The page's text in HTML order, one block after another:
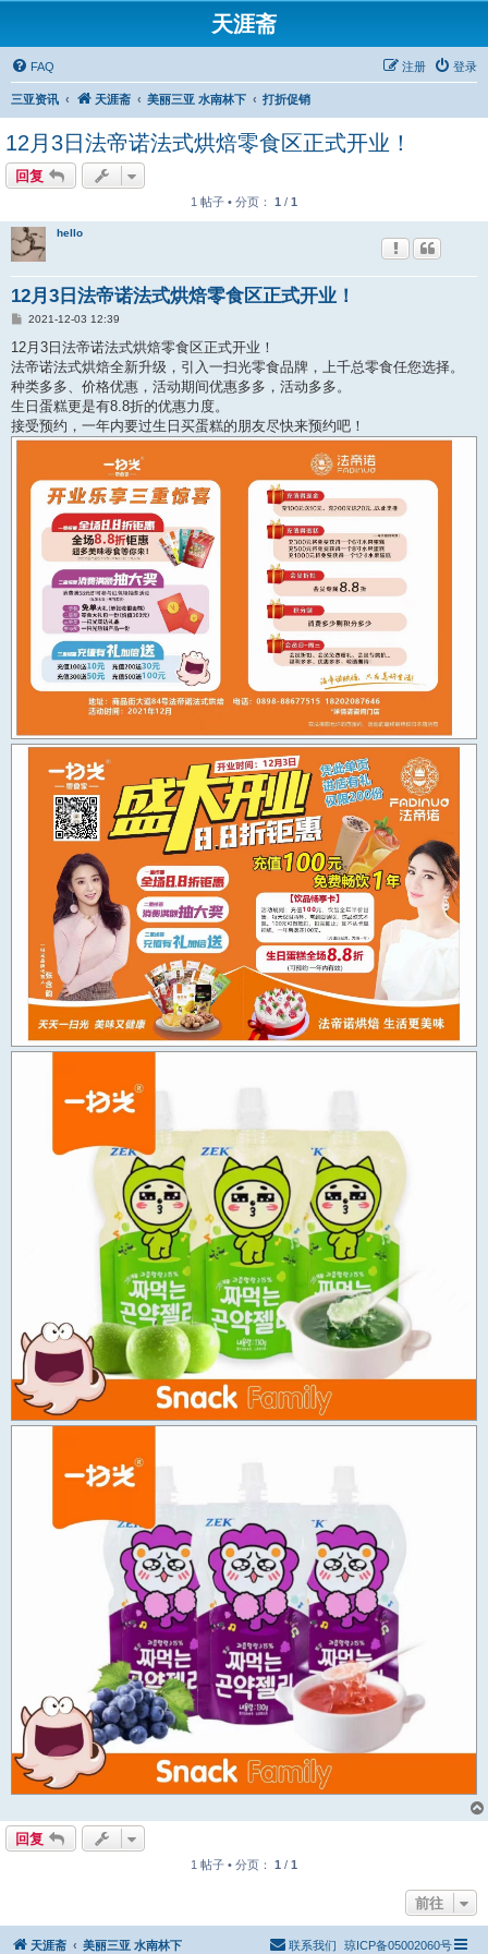
天涯斋
FAQ 登录
注册
三亚资讯 天涯斋 美丽三亚 水南林下 打折促销
12月3日法帝诺法式烘焙零食区正式开业！
回复
1 帖子 • 分页： 1 / 1
hello
12月3日法帝诺法式烘焙零食区正式开业！
帖
2021-12-03 12:39
12月3日法帝诺法式烘焙零食区正式开业！
法帝诺法式烘焙全新升级，引入一扫光零食品牌，上千总零食任您选择。
种类多多、价格优惠，活动期间优惠多多，活动多多。
生日蛋糕更是有8.8折的优惠力度。
接受预约，一年内要过生日买蛋糕的朋友尽快来预约吧！
回复
1 帖子 • 分页： 1 / 1
前往
天涯斋 美丽三亚 水南林下 琼ICP备05002060号
联系我们